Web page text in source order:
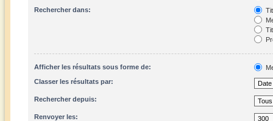
Rechercher dans:
Afficher les résultats sous forme de:
Classer les résultats par:
Rechercher depuis:
Renvoyer les: